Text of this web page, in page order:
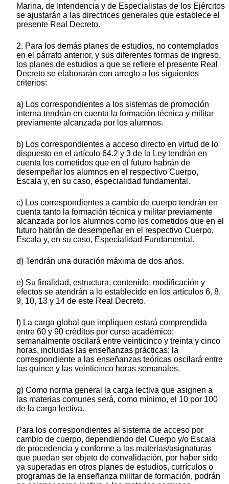
Marina, de Intendencia y de Especialistas de los Ejércitos
se ajustarán a las directrices generales que establece el
presente Real Decreto.
2. Para los demás planes de estudios, no contemplados
en el párrafo anterior, y sus diferentes formas de ingreso,
los planes de estudios a que se refiere el presente Real
Decreto se elaborarán con arreglo a los siguientes
criterios:
a) Los correspondientes a los sistemas de promoción
interna tendrán en cuenta la formación técnica y militar
previamente alcanzada por los alumnos.
b) Los correspondientes a acceso directo en virtud de lo
dispuesto en el artículo 64.2 y 3 de la Ley tendrán en
cuenta los cometidos que en el futuro habrán de
desempeñar los alumnos en el respectivo Cuerpo,
Escala y, en su caso, especialidad fundamental.
c) Los correspondientes a cambio de cuerpo tendrán en
cuenta tanto la formación técnica y militar previamente
alcanzada por los alumnos como los cometidos que en el
futuro habrán de desempeñar en el respectivo Cuerpo,
Escala y, en su caso, Especialidad Fundamental.
d) Tendrán una duración máxima de dos años.
e) Su finalidad, estructura, contenido, modificación y
efectos se atendrán a lo establecido en los artículos 6, 8,
9, 10, 13 y 14 de este Real Decreto.
f) La carga global que impliquen estará comprendida
entre 60 y 90 créditos por curso académico;
semanalmente oscilará entre veinticinco y treinta y cinco
horas, incluidas las enseñanzas prácticas; la
correspondiente a las enseñanzas teóricas oscilará entre
las quince y las veinticinco horas semanales.
g) Como norma general la carga lectiva que asignen a
las materias comunes será, como mínimo, el 10 por 100
de la carga lectiva.
Para los correspondientes al sistema de acceso por
cambio de cuerpo, dependiendo del Cuerpo y/o Escala
de procedencia y conforme a las materias/asignaturas
que puedan ser objeto de convalidación, por haber sido
ya superadas en otros planes de estudios, currículos o
programas de la enseñanza militar de formación, podrán